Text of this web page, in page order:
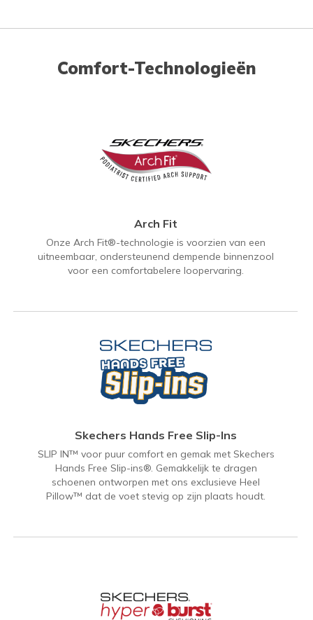
Comfort-Technologieën
Arch Fit
Onze Arch Fit®-technologie is voorzien van een
uitneembaar, ondersteunend dempende binnenzool
voor een comfortabelere loopervaring.
Skechers Hands Free Slip-Ins
SLIP IN™ voor puur comfort en gemak met Skechers
Hands Free Slip-ins®. Gemakkelijk te dragen
schoenen ontworpen met ons exclusieve Heel
Pillow™ dat de voet stevig op zijn plaats houdt.